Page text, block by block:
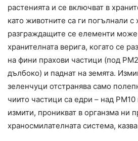
растенията и се включват в
като животните са ги погълнали с
разграждащите се елементи
хранителната верига, когато се
на фини прахови частици (под
дълбоко) и паднат на земята.
зеленчуци отстранява само
чиито частици са едри – над РМ10
измити, проникват в органзма ни
храносмилателната система,